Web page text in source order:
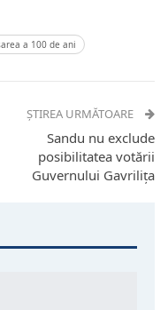
a 100 de ani
ȘTIREA URMĂTOARE
Sandu nu exclude
posibilitatea votării
Guvernului Gavrilița